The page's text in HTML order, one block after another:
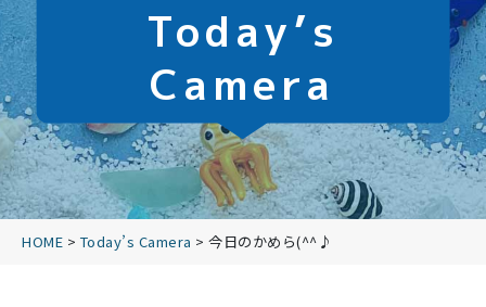
Today’s
Camera
HOME > Today’s Camera > 今日のかめら(^^♪